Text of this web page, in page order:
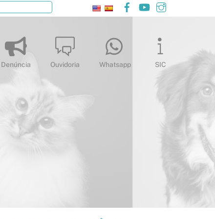
Facebook
YouTube
Denúncia Ouvidoria Whatsapp SIC